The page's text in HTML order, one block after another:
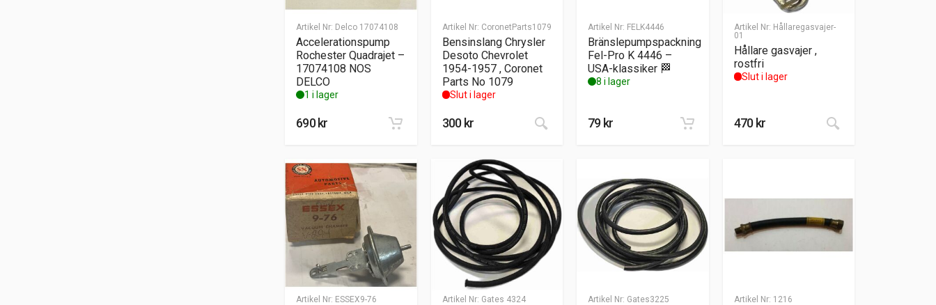
Artikel Nr: Delco 17074108
Accelerationspump
Rochester Quadrajet –
17074108 NOS
DELCO
1 i lager
690 kr
Artikel Nr: CoronetParts1079
Bensinslang Chrysler
Desoto Chevrolet
1954-1957 , Coronet
Parts No 1079
Slut i lager
300 kr
Artikel Nr: FELK4446
Bränslepumpspackning
Fel-Pro K 4446 –
USA-klassiker 🏁
8 i lager
79 kr
Artikel Nr: Hållaregasvajer-
01
Hållare gasvajer ,
rostfri
Slut i lager
470 kr
Artikel Nr: ESSEX9-76 Artikel Nr: Gates 4324 Artikel Nr: Gates3225 Artikel Nr: 1216